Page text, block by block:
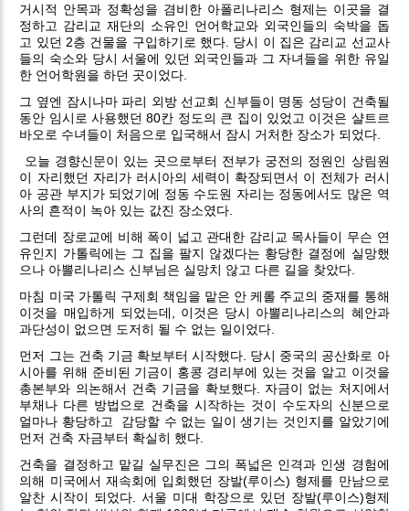
거시적 안목과 정확성을 겸비한 아폴리나리스 형제는 이곳을 결
정하고 감리교 재단의 소유인 언어학교와 외국인들의 숙박을 돕
고 있던 2층 건물을 구입하기로 했다. 당시 이 집은 감리교 선교사
들의 숙소와 당시 서울에 있던 외국인들과 그 자녀들을 위한 유일
한 언어학원을 하던 곳이었다.
그 옆엔 잠시나마 파리 외방 선교회 신부들이 명동 성당이 건축될
동안 임시로 사용했던 80칸 정도의 큰 집이 있었고 이것은 샬트르
바오로 수녀들이 처음으로 입국해서 잠시 거처한 장소가 되었다.
오늘 경향신문이 있는 곳으로부터 전부가 궁전의 정원인 상림원
이 자리했던 자리가 러시아의 세력이 확장되면서 이 전체가 러시
아 공관 부지가 되었기에 정동 수도원 자리는 정동에서도 많은 역
사의 흔적이 녹아 있는 값진 장소였다.
그런데 장로교에 비해 폭이 넓고 관대한 감리교 목사들이 무슨 연
유인지 가톨릭에는 그 집을 팔지 않겠다는 황당한 결정에 실망했
으나 아뽈리나리스 신부님은 실망치 않고 다른 길을 찾았다.
마침 미국 가톨릭 구제회 책임을 맡은 안 케롤 주교의 중재를 통해
이것을 매입하게 되었는데, 이것은 당시 아뽈리나리스의 혜안과
과단성이 없으면 도저히 될 수 없는 일이었다.
먼저 그는 건축 기금 확보부터 시작했다. 당시 중국의 공산화로 아
시아를 위해 준비된 기금이 홍콩 경리부에 있는 것을 알고 이것을
총본부와 의논해서 건축 기금을 확보했다. 자금이 없는 처지에서
부채나 다른 방법으로 건축을 시작하는 것이 수도자의 신분으로
얼마나 황당하고
감당할 수 없는 일이 생기는 것인지를 알았기에
먼저 건축 자금부터 확실히 했다.
건축을 결정하고 맡길 실무진은 그의 폭넓은 인격과 인생 경험에
의해 미국에서 재속회에 입회했던 장발(루이스) 형제를 만남으로
알찬 시작이 되었다. 서울 미대 학장으로 있던 장발(루이스)형제